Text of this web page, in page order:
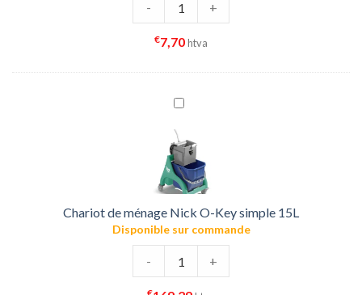
- +
€7,70htva
Chariot de ménage Nick O-Key simple 15L
Disponible sur commande
- +